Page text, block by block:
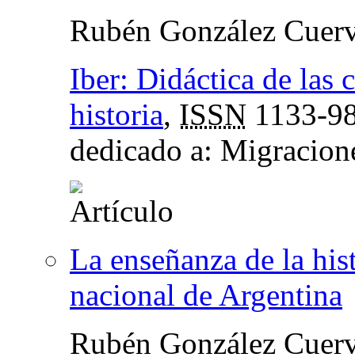
Rubén González
Iber: Didáctica de las
historia, ISSN 1133-
dedicado a:
La enseñanza de la
nacional de Argentina
Rubén González